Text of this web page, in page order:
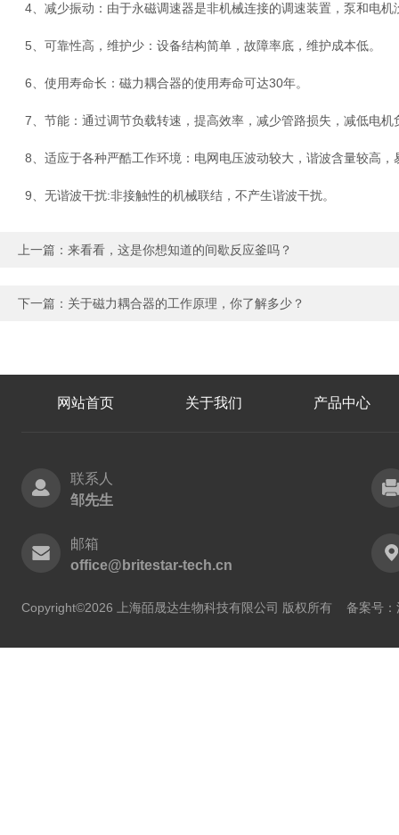
4、减少振动：由于永磁调速器是非机械连接的调速装置，泵和电机
5、可靠性高，维护少：设备结构简单，故障率底，维护成本低。
6、使用寿命长：磁力耦合器的使用寿命可达30年。
7、节能：通过调节负载转速，提高效率，减少管路损失，减低电机
8、适应于各种严酷工作环境：电网电压波动较大，谐波含量较高，
9、无谐波干扰:非接触性的机械联结，不产生谐波干扰。
上一篇： 来看看，这是你想知道的间歇反应釜吗？
下一篇： 关于磁力耦合器的工作原理，你了解多少？
网站首页 关于我们 产品中心
联系人
邹先生
邮箱
office@britestar-tech.cn
Copyright©2026 上海皕晟达生物科技有限公司 版权所有 备案号